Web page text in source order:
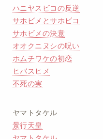
ハニヤスビコの反逆
サホビメとサホビコ
サホビメの決意
オオクニヌシの呪い
ホムチワケの初恋
ヒバスヒメ
不死の実
ヤマトタケル
景行天皇